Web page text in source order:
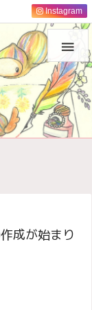

Instagram
成が始まり